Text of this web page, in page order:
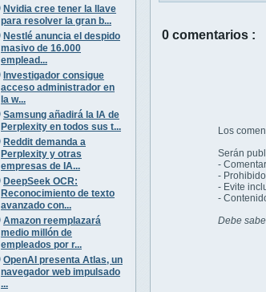
Nvidia cree tener la llave
para resolver la gran b...
Nestlé anuncia el despido
masivo de 16.000
emplead...
Investigador consigue
acceso administrador en
la w...
Samsung añadirá la IA de
Perplexity en todos sus t...
Reddit demanda a
Perplexity y otras
empresas de IA...
DeepSeek OCR:
Reconocimiento de texto
avanzado con...
Amazon reemplazará
medio millón de
empleados por r...
OpenAI presenta Atlas, un
navegador web impulsado
...
0 comentarios :
Los
Serán
-
-
- Evite
-
Debe